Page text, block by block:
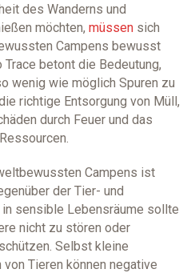
des Wanderns und
möchten, müssensich
Campens bewusst
betont die Bedeutung,
wenig wie möglich Spuren zu
richtige Entsorgung von Müll,
durch Feuer und das
Campens ist
der Tier- und
sensible Lebensräume sollte
nicht zu stören oder
Selbst kleine
Tieren können negative